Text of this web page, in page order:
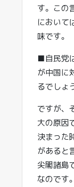
す。この
において
味です。
■自民党
が中国に
るでしょ
ですが、
大の原因
決まった
があると
尖閣諸島
なのです。